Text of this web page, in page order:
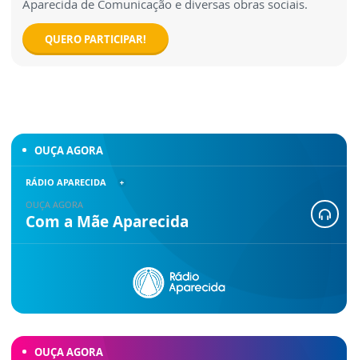
Aparecida de Comunicação e diversas obras sociais.
QUERO PARTICIPAR!
OUÇA AGORA
RÁDIO APARECIDA
OUÇA AGORA
Com a Mãe Aparecida
OUÇA AGORA